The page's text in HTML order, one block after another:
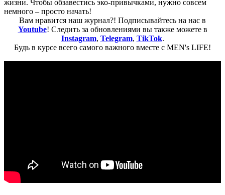
жизни. Чтобы обзавестись эко-привычками, нужно совсем
немного – просто начать!
Вам нравится наш журнал?! Подписывайтесь на нас в
Youtube! Следить за обновлениями вы также можете в
Instagram, Telegram, TikTok.
Будь в курсе всего самого важного вместе с MEN's LIFE!